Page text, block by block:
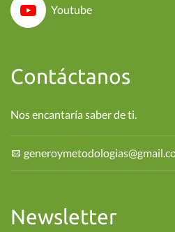
Youtube
Contáctanos
Nos encantaría saber de ti.
Newsletter